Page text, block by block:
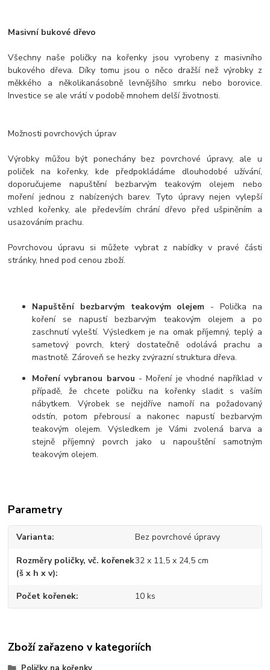
Masivní bukové dřevo
Všechny naše poličky na kořenky jsou vyrobeny z masivního
bukového dřeva. Díky tomu jsou o něco dražší než výrobky z
měkkého a několikanásobně levnějšího smrku nebo borovice.
Investice se ale vrátí v podobě mnohem delší životnosti.
Možnosti povrchových úprav
Výrobky můžou být ponechány bez povrchové úpravy, ale u
poliček na kořenky, kde předpokládáme dlouhodobé užívání,
doporučujeme napuštění bezbarvým teakovým olejem nebo
moření jednou z nabízených barev. Tyto úpravy nejen vylepší
vzhled kořenky, ale především chrání dřevo před ušpiněním a
usazováním prachu.
Povrchovou úpravu si můžete vybrat z nabídky v pravé části
stránky, hned pod cenou zboží.
Napuštění bezbarvým teakovým olejem - Polička na
koření se napustí bezbarvým teakovým olejem a po
zaschnutí vyleští. Výsledkem je na omak příjemný, teplý a
sametový povrch, který dostatečně odolává prachu a
mastnotě. Zároveň se hezky zvýrazní struktura dřeva.
Moření vybranou barvou - Moření je vhodné například v
případě, že chcete poličku na kořenky sladit s vaším
nábytkem. Výrobek se nejdříve namoří na požadovaný
odstín, potom přebrousí a nakonec napustí bezbarvým
teakovým olejem. Výsledkem je Vámi zvolená barva a
stejně příjemný povrch jako u napouštění samotným
teakovým olejem.
Parametry
Varianta Bez povrchové úpravy
Rozměry poličky, vč. kořenek
(š x h x v)
32 x 11,5 x 24,5 cm
Počet kořenek 10 ks
Zboží zařazeno v kategoriích